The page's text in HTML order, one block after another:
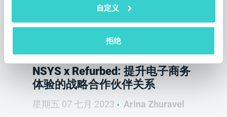
自定义
拒绝
NSYS х Refurbed: 提升电子商务
体验的战略合作伙伴关系
星期五 07 七月 2023 Arina Zhuravel